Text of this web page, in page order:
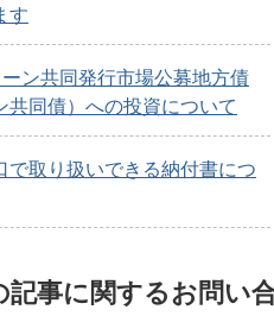
す
ン共同発行市場公募地方債
共同債）への投資について
で取り扱いできる納付書につ
記事に関するお問い